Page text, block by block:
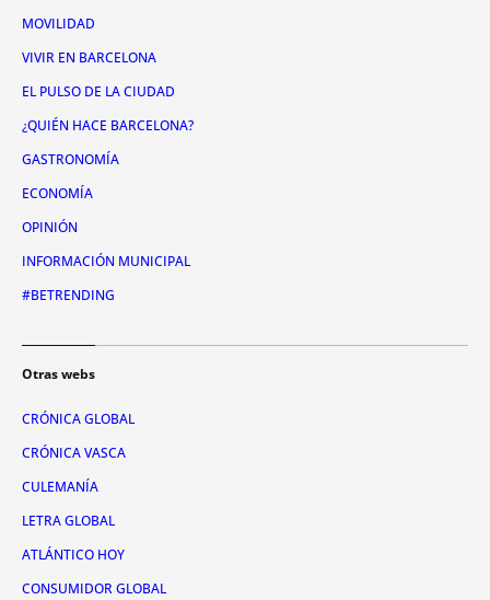
MOVILIDAD
VIVIR EN BARCELONA
EL PULSO DE LA CIUDAD
¿QUIÉN HACE BARCELONA?
GASTRONOMÍA
ECONOMÍA
OPINIÓN
INFORMACIÓN MUNICIPAL
#BETRENDING
Otras webs
CRÓNICA GLOBAL
CRÓNICA VASCA
CULEMANÍA
LETRA GLOBAL
ATLÁNTICO HOY
CONSUMIDOR GLOBAL